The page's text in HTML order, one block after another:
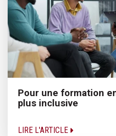
Pour une formation
plus inclusive
LIRE L'ARTICLE